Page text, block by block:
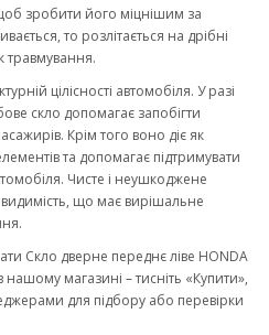
зробити його міцнішим за
то розлітається на дрібні
травмування.
цілісності автомобіля. У разі
скло допомагає запобігти
Крім того воно діє як
та допомагає підтримувати
Чисте і неушкоджене
що має вирішальне
Скло дверне переднє ліве HONDA
нашому магазині – тисніть «Купити»,
для підбору або перевірки